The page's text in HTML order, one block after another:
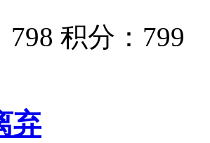
798 积分：799
弃